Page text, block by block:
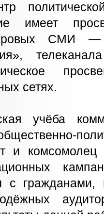
имеет
СМИ —
сетях.
учёба
и комсомолец
с